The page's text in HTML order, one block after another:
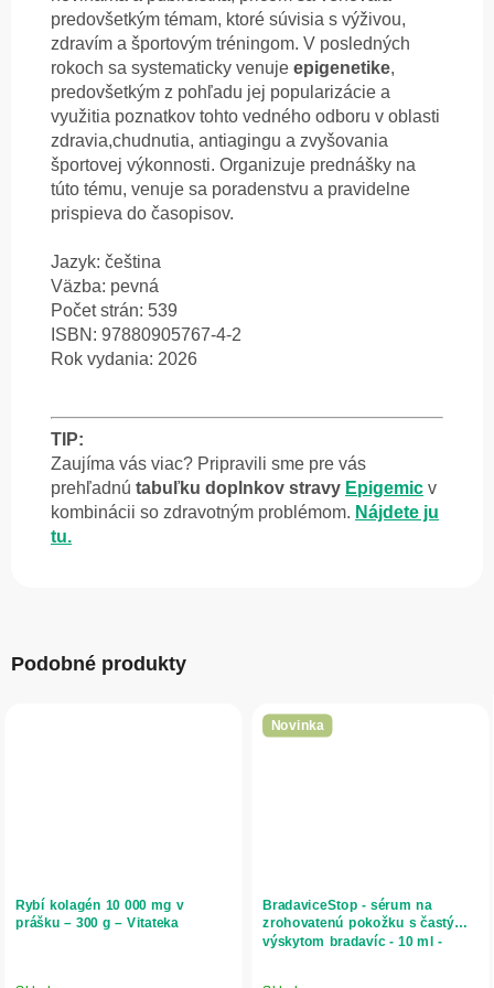
predovšetkým témam, ktoré súvisia s výživou,
zdravím a športovým tréningom. V posledných
rokoch sa systematicky venuje epigenetike,
predovšetkým z pohľadu jej popularizácie a
využitia poznatkov tohto vedného odboru v oblasti
zdravia,chudnutia, antiagingu a zvyšovania
športovej výkonnosti. Organizuje prednášky na
túto tému, venuje sa poradenstvu a pravidelne
prispieva do časopisov.
Jazyk: čeština
Väzba: pevná
Počet strán: 539
ISBN: 97880905767-4-2
Rok vydania: 2026
TIP:
Zaujíma vás viac? Pripravili sme pre vás
prehľadnú tabuľku doplnkov stravy Epigemic v
kombinácii so zdravotným problémom. Nájdete ju
tu.
Podobné produkty
Rybí kolagén 10 000 mg v
prášku – 300 g – Vitateka
Novinka
BradaviceStop - sérum na
zrohovatenú pokožku s častým
výskytom bradavíc - 10 ml -